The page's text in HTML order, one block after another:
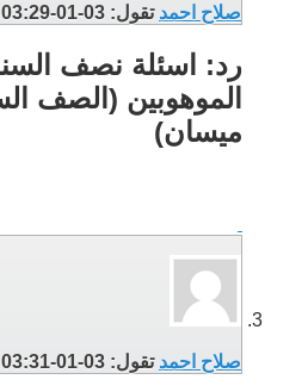
صلاح احمد تقول: 03-01-2025
03:29 PM
رد: اسئلة نصف
الموهوبين (الصف
ميسان)
صلاح احمد تقول: 03-01-2025
03:31 PM